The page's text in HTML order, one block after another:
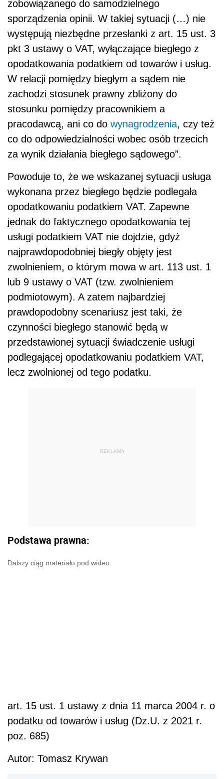
zobowiązanego do samodzielnego
sporządzenia opinii. W takiej sytuacji (…) nie
występują niezbędne przesłanki z art. 15 ust. 3
pkt 3 ustawy o VAT, wyłączające biegłego z
opodatkowania podatkiem od towarów i usług.
W relacji pomiędzy biegłym a sądem nie
zachodzi stosunek prawny zbliżony do
stosunku pomiędzy pracownikiem a
pracodawcą, ani co do wynagrodzenia, czy też
co do odpowiedzialności wobec osób trzecich
za wynik działania biegłego sądowego”.
Powoduje to, że we wskazanej sytuacji usługa
wykonana przez biegłego będzie podlegała
opodatkowaniu podatkiem VAT. Zapewne
jednak do faktycznego opodatkowania tej
usługi podatkiem VAT nie dojdzie, gdyż
najprawdopodobniej biegły objęty jest
zwolnieniem, o którym mowa w art. 113 ust. 1
lub 9 ustawy o VAT (tzw. zwolnieniem
podmiotowym). A zatem najbardziej
prawdopodobny scenariusz jest taki, że
czynności biegłego stanowić będą w
przedstawionej sytuacji świadczenie usługi
podlegającej opodatkowaniu podatkiem VAT,
lecz zwolnionej od tego podatku.
REKLAMA
Podstawa prawna:
Dalszy ciąg materiału pod wideo
art. 15 ust. 1 ustawy z dnia 11 marca 2004 r. o
podatku od towarów i usług (Dz.U. z 2021 r.
poz. 685)
Autor: Tomasz Krywan